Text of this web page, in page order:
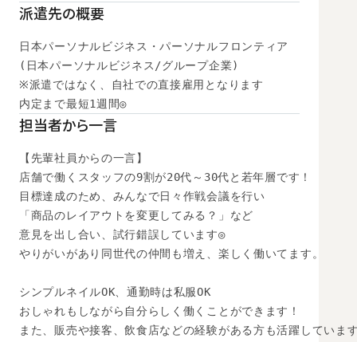
派遣先の概要
日本パーソナルビジネス・パーソナルフロンティア
(日本パーソナルビジネス/グループ企業)
※派遣ではなく、自社での直接雇用となります
内定まで最短1週間◎
担当者から一言
【先輩社員からの一言】
店舗で働くスタッフの9割が20代～30代と若年層です！
目標達成のため、みんなで日々作戦会議を行い
「商品のレイアウトを変更してみる？」など
意見を出し合い、試行錯誤しています◎
やりがいがあり同世代の仲間も増え、楽しく働いてます。
シンプルネイルOK、通勤時は私服OK
おしゃれもしながら自分らしく働くことができます！
また、販売や接客、飲食店などの経験がある方も活躍していま